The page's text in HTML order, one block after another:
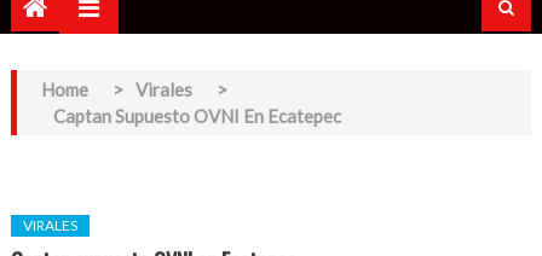
Home > Virales
>
Captan Supuesto OVNI En Ecatepec
VIRALES